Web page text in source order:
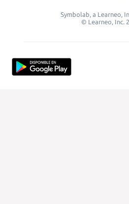
Symbolab, a Learneo,
© Learneo, Inc.